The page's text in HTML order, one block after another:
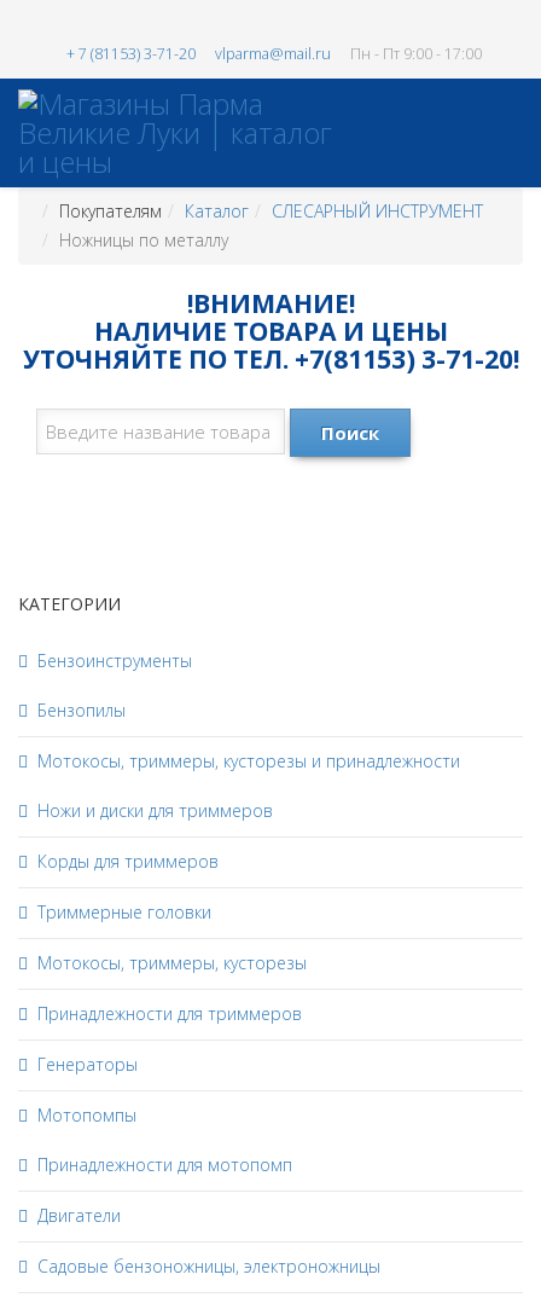
+ 7 (81153) 3-71-20 vlparma@mail.ru Пн - Пт 9:00 - 17:00
Покупателям Каталог
СЛЕСАРНЫЙ ИНСТРУМЕНТ
Ножницы по металлу
!ВНИМАНИЕ!
НАЛИЧИЕ ТОВАРА И ЦЕНЫ
УТОЧНЯЙТЕ ПО ТЕЛ. +7(81153) 3-71-20!
Поиск
КАТЕГОРИИ
Бензоинструменты
Бензопилы
Мотокосы, триммеры, кусторезы и принадлежности
Ножи и диски для триммеров
Корды для триммеров
Триммерные головки
Мотокосы, триммеры, кусторезы
Принадлежности для триммеров
Генераторы
Мотопомпы
Принадлежности для мотопомп
Двигатели
Садовые бензоножницы, электроножницы